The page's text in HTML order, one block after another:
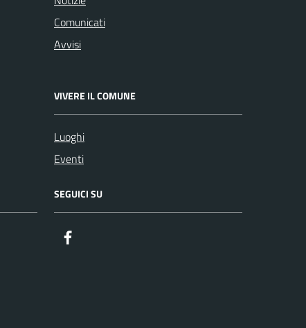
Comunicati
Avvisi
VIVERE IL COMUNE
Luoghi
Eventi
SEGUICI SU